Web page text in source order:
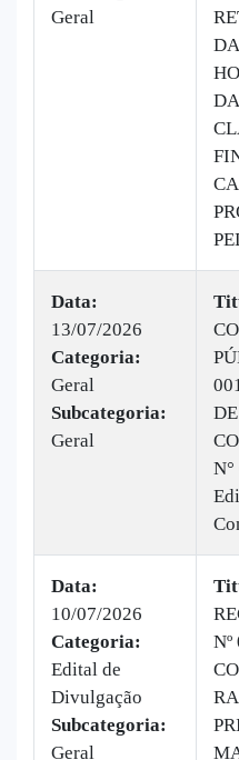
Geral
DA
Data:
13/07/2026
Categoria:
Geral
Subcategoria:
Geral
DE
Data:
10/07/2026
Categoria:
Edital de
Divulgação
Subcategoria:
Geral
Nº